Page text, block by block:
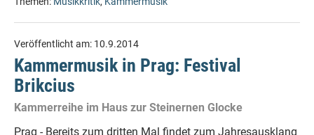
Veröffentlicht am: 10.9.2014
Kammermusik in Prag: Festival
Brikcius
Kammerreihe im Haus zur Steinernen Glocke
Prag - Bereits zum dritten Mal findet zum Jahresausklang